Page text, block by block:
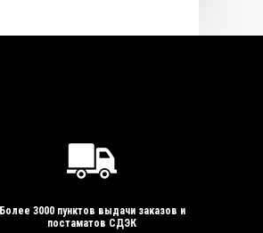
Более 3000 пунктов выдачи заказов и
постаматов СДЭК